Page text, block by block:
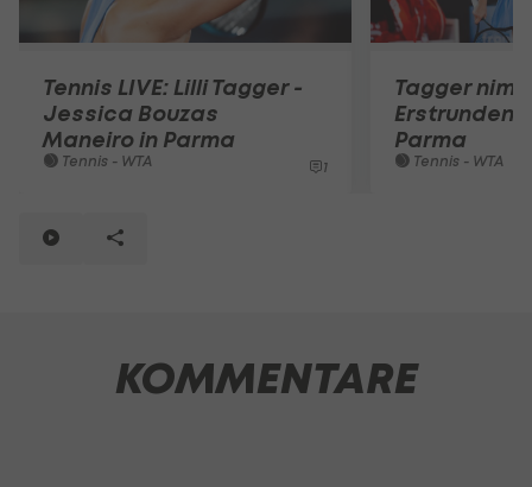
Tennis LIVE: Lilli Tagger -
Jessica Bouzas
Maneiro in Parma
Tennis - WTA 1
Tagger
Erstrunden-
Parma
Tennis - WTA
KOMMENTARE